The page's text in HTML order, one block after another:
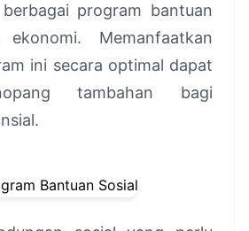
program bantuan
Memanfaatkan
ini secara optimal dapat
tambahan bagi